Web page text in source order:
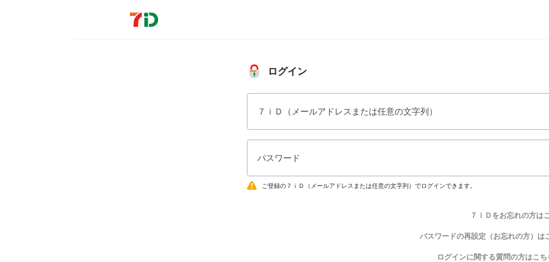
ログイン
７ｉＤ（メールアドレスまたは任意の文字列）
パスワード
ご登録の７ｉＤ（メールアドレスまたは任意の文字列）でログインできます。
７ｉＤをお忘れの方は
パスワードの再設定（お忘れの方）は
ログインに関する質問の方はこち